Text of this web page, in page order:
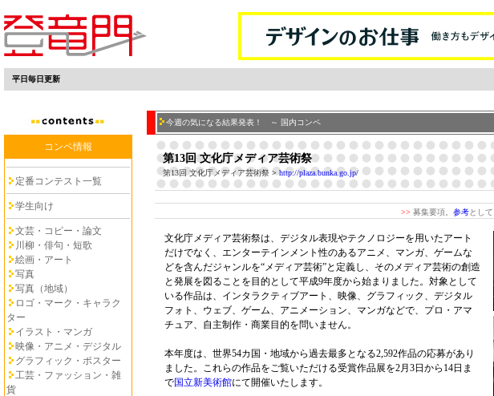
平日毎日更新
今週の気になる結果発表！ ～ 国内コンペ
コンペ情報
定番コンテスト一覧
学生向け
文芸・コピー・論文
川柳・俳句・短歌
絵画・アート
写真
写真（地域）
ロゴ・マーク・キャラク
ター
イラスト・マンガ
映像・アニメ・デジタル
グラフィック・ポスター
工芸・ファッション・雑
貨
第13回 文化庁メディア芸術祭
第13回 文化庁メディア芸術祭 > http://plaza.bunka.go.jp/
>> 募集要項。 参考とし
文化庁メディア芸術祭は、デジタル表現やテクノロジーを用いたアート
だけでなく、エンターテインメント性のあるアニメ、マンガ、ゲームな
どを含んだジャンルを“メディア芸術”と定義し、そのメディア芸術の創造
と発展を図ることを目的として平成9年度から始まりました。対象として
いる作品は、インタラクティブアート、映像、グラフィック、デジタル
フォト、ウェブ、ゲーム、アニメーション、マンガなどで、プロ・アマ
チュア、自主制作・商業目的を問いません。
本年度は、世界54カ国・地域から過去最多となる2,592作品の応募があり
ました。これらの作品をご覧いただける受賞作品展を2月3日から14日ま
で国立新美術館にて開催いたします。